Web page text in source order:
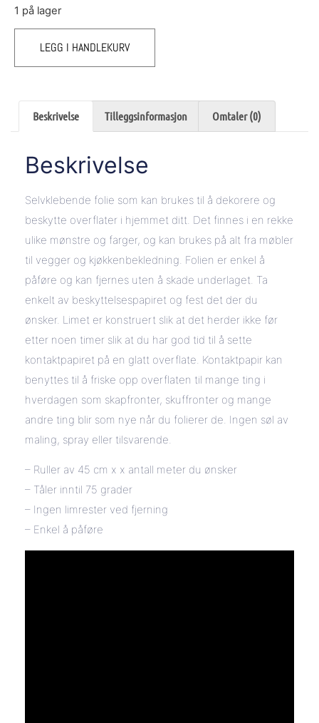
1 på lager
LEGG I HANDLEKURV
Beskrivelse Tilleggsinformasjon Omtaler (0)
Beskrivelse
Selvklebende folie som kan brukes til å dekorere og
beskytte overflater i hjemmet ditt. Det finnes i en rekke
ulike mønstre og farger, og kan brukes på alt fra møbler
til vegger og kjøkkenbekledning. Folien er enkel å
påføre og kan fjernes uten å skade underlaget. Ta
enkelt av beskyttelsespapiret og fest det der du
ønsker. Limet er konstruert slik at det herder ikke før
etter noen timer slik at du har god tid til å sette
kontaktpapiret på en glatt overflate. Kontaktpapir kan
benyttes til å friske opp overflaten til mange ting i
hverdagen som skapfronter, skuffronter og mange
andre ting blir som nye når du folierer de. Ingen søl av
maling, spray eller tilsvarende.
– Ruller av 45 cm x x antall meter du ønsker
– Tåler inntil 75 grader
– Ingen limrester ved fjerning
– Enkel å påføre